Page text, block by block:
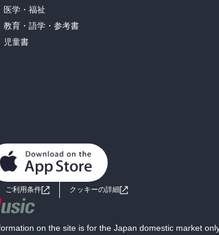
医学・福祉
教育・語学・参考書
児童書
ご利用条件 クッキーの詳細
on the site is for the Japan domestic market